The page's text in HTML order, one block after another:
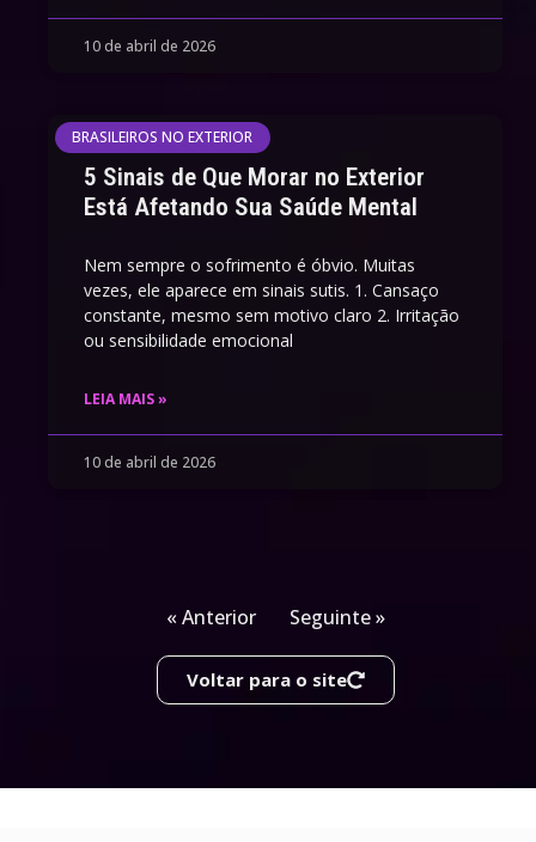
10 de abril de 2026
BRASILEIROS NO EXTERIOR
5 Sinais de Que Morar no Exterior
Está Afetando Sua Saúde Mental
Nem sempre o sofrimento é óbvio. Muitas
vezes, ele aparece em sinais sutis. 1. Cansaço
constante, mesmo sem motivo claro 2. Irritação
ou sensibilidade emocional
LEIA MAIS »
10 de abril de 2026
« Anterior Seguinte »
Voltar para o site